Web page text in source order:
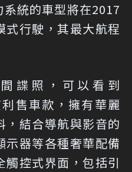
統的車型將在2017
式行駛，其最大航程
諜照，可以看到
售車款，擁有華麗
，結合導航與影音的
示器等各種奢華配備
控式界面，包括引